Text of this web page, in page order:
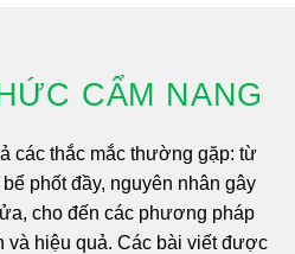
CẨM NANG
các thắc mắc thường gặp: từ
phốt đầy, nguyên nhân gây
cho đến các phương pháp
và hiệu quả. Các bài viết được